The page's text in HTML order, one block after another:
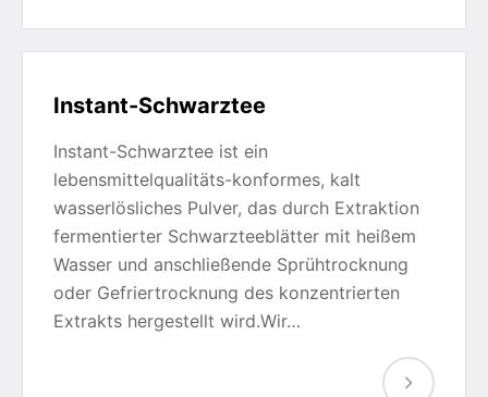
Instant-Schwarztee
Instant-Schwarztee ist ein
lebensmittelqualitäts-konformes, kalt
wasserlösliches Pulver, das durch Extraktion
fermentierter Schwarzteeblätter mit heißem
Wasser und anschließende Sprühtrocknung
oder Gefriertrocknung des konzentrierten
Extrakts hergestellt wird.Wir…